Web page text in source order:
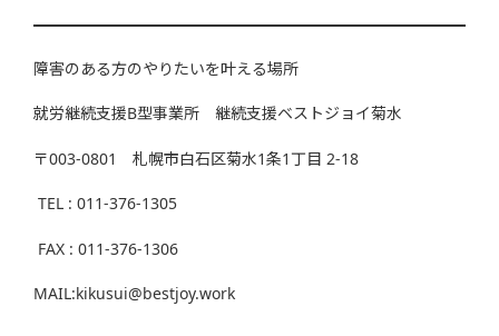
障害のある方のやりたいを叶える場所
就労継続支援B型事業所 継続支援ベストジョイ菊水
〒003-0801 札幌市白石区菊水1条1丁目 2-18
TEL : 011-376-1305
FAX : 011-376-1306
MAIL:kikusui@bestjoy.work